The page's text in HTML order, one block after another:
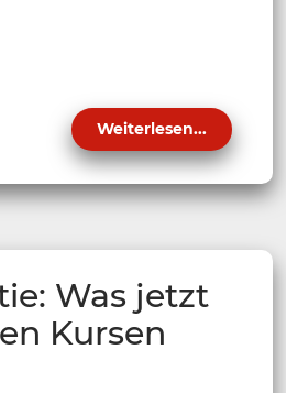
Weiterlesen...
Was jetzt
Kursen